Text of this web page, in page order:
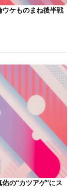
ケものまね後半戦
の“カツアゲ”にス